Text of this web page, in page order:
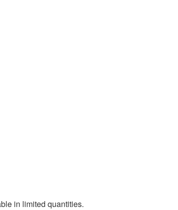
in limited quantities.